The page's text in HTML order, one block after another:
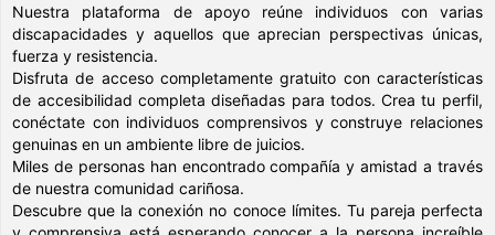
Nuestra plataforma de apoyo reúne individuos con varias
discapacidades y aquellos que aprecian perspectivas únicas,
fuerza y resistencia.
Disfruta de acceso completamente gratuito con características
de accesibilidad completa diseñadas para todos. Crea tu perfil,
conéctate con individuos comprensivos y construye relaciones
genuinas en un ambiente libre de juicios.
Miles de personas han encontrado compañía y amistad a través
de nuestra comunidad cariñosa.
Descubre que la conexión no conoce límites. Tu pareja perfecta